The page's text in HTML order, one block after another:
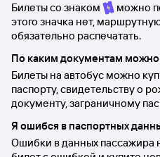
Билеты со знаком
можно
этого значка нет,
обязательно распечатать.
По каким документам можно
Билеты на автобус можно
паспорту, свидетельству о
документу, заграничному
Я ошибся в паспортных
Ошибки в данных пассажира